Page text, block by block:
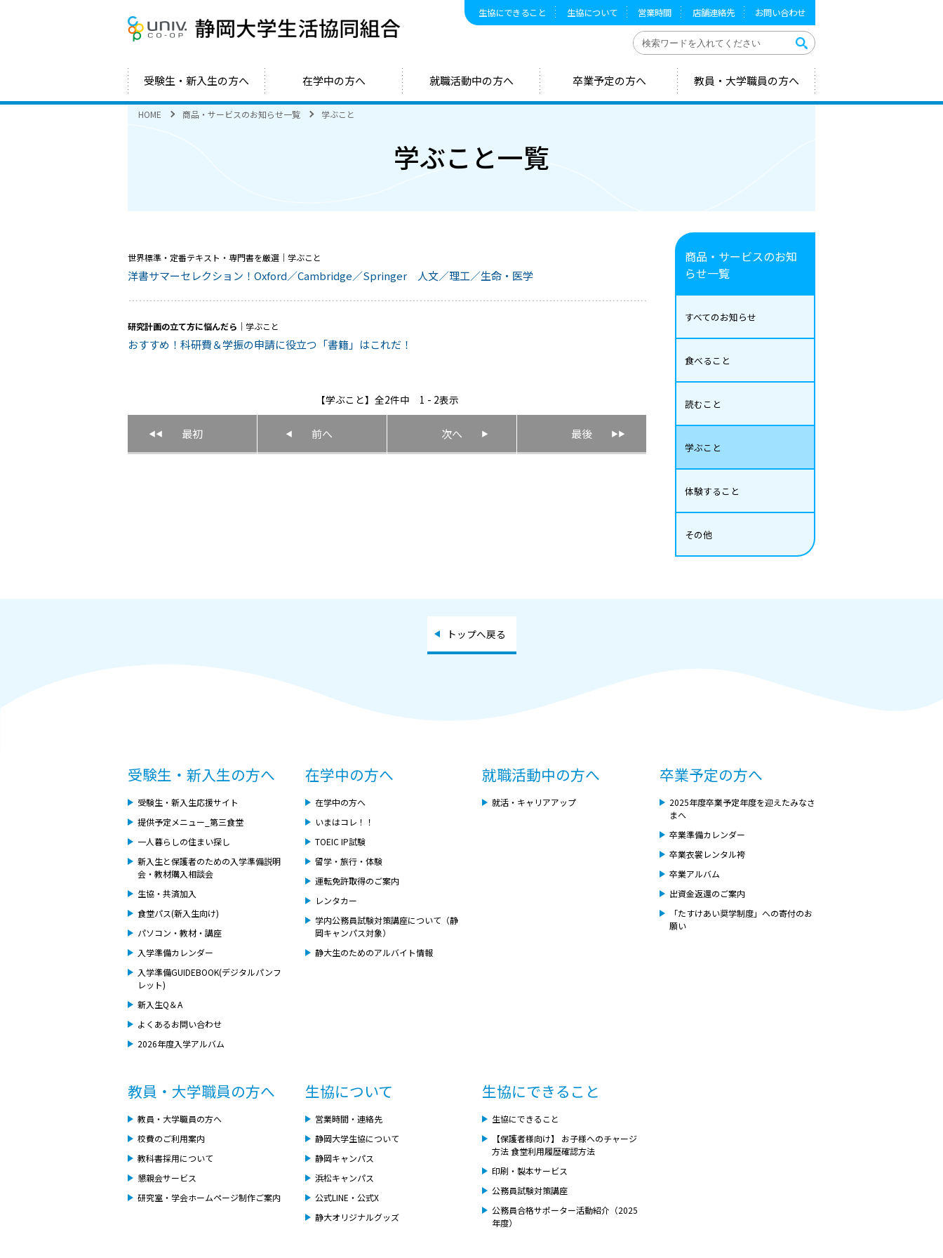
静岡大学生活協同組合
生協にできること 生協について 営業時間 店舗連絡先 お問い合わせ
受験生・新入生の方へ 在学中の方へ 就職活動中の方へ 卒業予定の方へ 教員・大学職員の方へ
HOME 商品・サービスのお知らせ一覧 学ぶこと
学ぶこと一覧
世界標準・定番テキスト・専門書を厳選 ｜学ぶこと
洋書サマーセレクション！Oxford／Cambridge／Springer 人文／理工／生命・医学
研究計画の立て方に悩んだら ｜学ぶこと
おすすめ！科研費＆学振の申請に役立つ「書籍」はこれだ！
【学ぶこと】全2件中 1 - 2表示
最初 前へ 次へ 最後
商品・サービスのお知
らせ一覧
すべてのお知らせ
食べること
読むこと
学ぶこと
体験すること
その他
トップへ戻る
受験生・新入生の方へ
受験生・新入生応援サイト
提供予定メニュー_第三食堂
一人暮らしの住まい探し
新入生と保護者のための入学準備説明
会・教材購入相談会
生協・共済加入
食堂パス(新入生向け)
パソコン・教材・講座
入学準備カレンダー
入学準備GUIDEBOOK(デジタルパンフ
レット)
新入生Q＆A
よくあるお問い合わせ
2026年度入学アルバム
在学中の方へ
在学中の方へ
いまはコレ！！
TOEIC IP試験
留学・旅行・体験
運転免許取得のご案内
レンタカー
学内公務員試験対策講座について（静
岡キャンパス対象）
静大生のためのアルバイト情報
就職活動中の方へ
就活・キャリアアップ
卒業予定の方へ
2025年度卒業予定年度を迎えたみなさ
まへ
卒業準備カレンダー
卒業衣裳レンタル袴
卒業アルバム
出資金返還のご案内
「たすけあい奨学制度」への寄付のお
願い
教員・大学職員の方へ
教員・大学職員の方へ
校費のご利用案内
教科書採用について
懇親会サービス
研究室・学会ホームページ制作ご案内
生協について
営業時間・連絡先
静岡大学生協について
静岡キャンパス
浜松キャンパス
公式LINE・公式X
静大オリジナルグッズ
生協にできること
生協にできること
【保護者様向け】 お子様へのチャージ
方法 食堂利用履歴確認方法
印刷・製本サービス
公務員試験対策講座
公務員合格サポーター活動紹介（2025
年度）